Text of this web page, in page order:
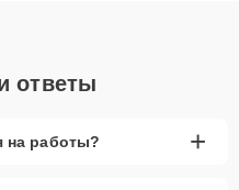
ответы
на работы? +